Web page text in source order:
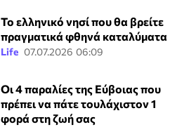
Το ελληνικό νησί που θα βρείτε
πραγματικά φθηνά καταλύματα
Life 07.07.2026 06:09
Οι 4 παραλίες της Εύβοιας που
πρέπει να πάτε τουλάχιστον 1
φορά στη ζωή σας